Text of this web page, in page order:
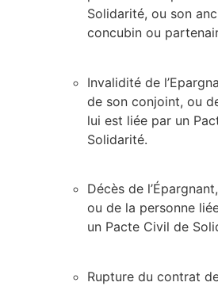
Solidarité, ou son
concubin ou
Invalidité de
de son conjoint, ou
lui est liée par un
Solidarité.
Décès de
ou de la personne
un Pacte Civil de
Rupture du contrat